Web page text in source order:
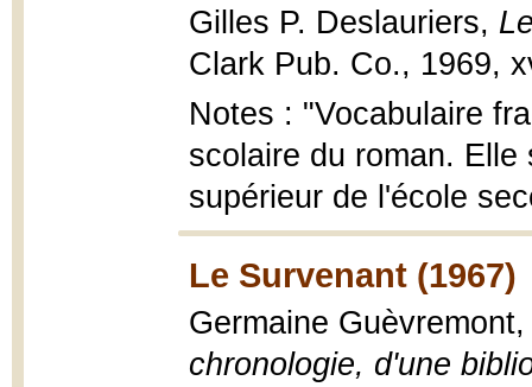
Gilles P. Deslauriers,
Clark Pub. Co., 1969,
Notes : "Vocabulaire
scolaire du roman.
supérieur de l'école
Le Survenant (1967)
Germaine
chronologie, d'une